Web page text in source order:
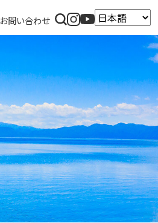
お問い合わせ